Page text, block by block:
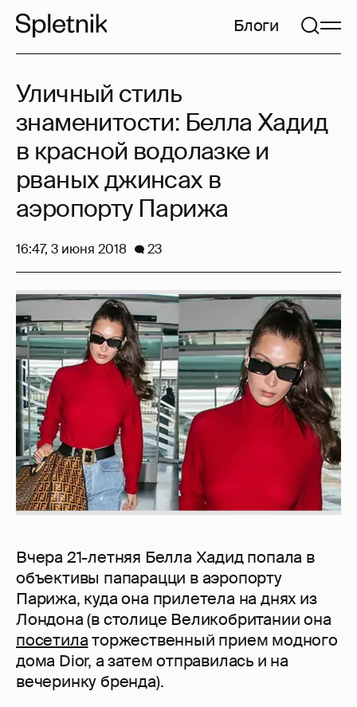
Блоги
Вчера 21-летняя Белла Хадид попала в
объективы папарацци в аэропорту
Парижа, куда она прилетела на днях из
Лондона (в столице Великобритании она
посетилаторжественный прием модного
дома Dior, а затем отправилась и на
вечеринку бренда).
Уличный стиль
знаменитости: Белла Хадид
в красной водолазке и
рваных джинсах в
аэропорту Парижа
16:47, 3 июня 2018 23